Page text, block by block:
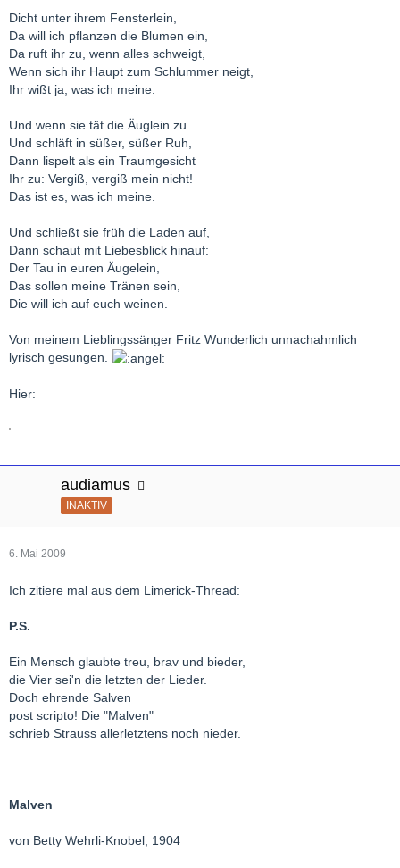
Dicht unter ihrem Fensterlein,
Da will ich pflanzen die Blumen ein,
Da ruft ihr zu, wenn alles schweigt,
Wenn sich ihr Haupt zum Schlummer neigt,
Ihr wißt ja, was ich meine.
Und wenn sie tät die Äuglein zu
Und schläft in süßer, süßer Ruh,
Dann lispelt als ein Traumgesicht
Ihr zu: Vergiß, vergiß mein nicht!
Das ist es, was ich meine.
Und schließt sie früh die Laden auf,
Dann schaut mit Liebesblick hinauf:
Der Tau in euren Äugelein,
Das sollen meine Tränen sein,
Die will ich auf euch weinen.
Von meinem Lieblingssänger Fritz Wunderlich unnachahmlich
lyrisch gesungen.
Hier:
audiamus
INAKTIV
6. Mai 2009
Ich zitiere mal aus dem Limerick-Thread:
P.S.
Ein Mensch glaubte treu, brav und bieder,
die Vier sei'n die letzten der Lieder.
Doch ehrende Salven
post scripto! Die "Malven"
schrieb Strauss allerletztens noch nieder.
Malven
von Betty Wehrli-Knobel, 1904